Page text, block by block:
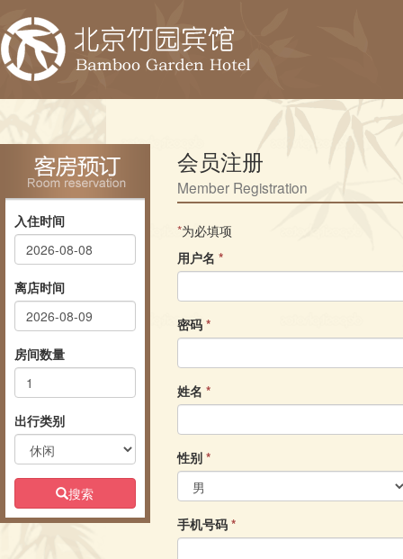
入住时间
离店时间
房间数量
出行类别
搜索
会员注册
Member Registration
*为必填项
用户名 *
密码*
姓名 *
性别*
手机号码*